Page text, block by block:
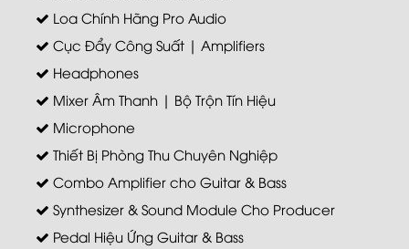
Loa Chính Hãng Pro Audio
Cục Đẩy Công Suất | Amplifiers
Headphones
Mixer Âm Thanh | Bộ Trộn Tín Hiệu
Microphone
Thiết Bị Phòng Thu Chuyên Nghiệp
Combo Amplifier cho Guitar & Bass
Synthesizer & Sound Module Cho Producer
Pedal Hiệu Ứng Guitar & Bass